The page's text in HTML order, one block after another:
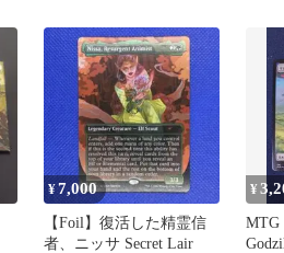
¥7,000
【Foil】復活した精霊信
者、ニッサ Secret Lair
¥
MTG